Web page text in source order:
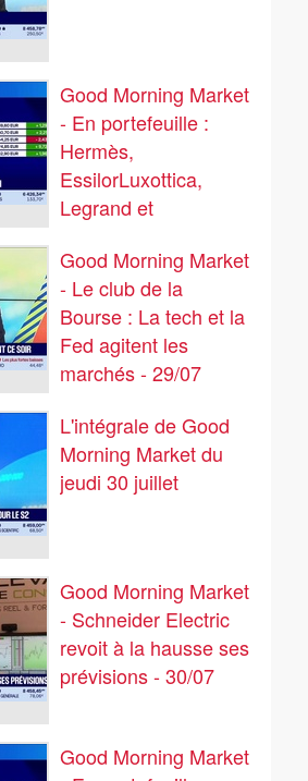
Good Morning Market
- En portefeuille :
Hermès,
EssilorLuxottica,
Legrand et
Alpes - 29/07
Good Morning Market
- Le club de la
Bourse : La tech et la
Fed agitent les
marchés - 29/07
L'intégrale de Good
Morning Market du
jeudi 30 juillet
Good Morning Market
- Schneider Electric
revoit à la hausse ses
prévisions - 30/07
Good Morning Market